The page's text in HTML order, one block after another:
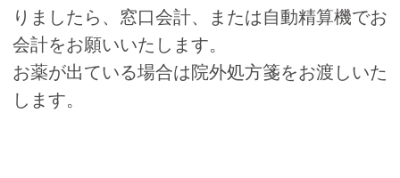
りましたら、窓口会計、または自動精算機でお
会計をお願いいたします。
お薬が出ている場合は院外処方箋をお渡しいた
します。